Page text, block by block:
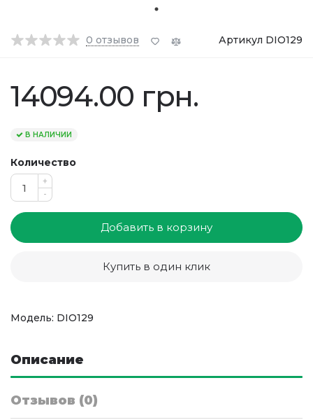
0 отзывов Артикул DIO129
14094.00 грн.
В НАЛИЧИИ
Количество
+
-
Добавить в корзину
Купить в один клик
Модель: DIO129
Описание
Отзывов (0)